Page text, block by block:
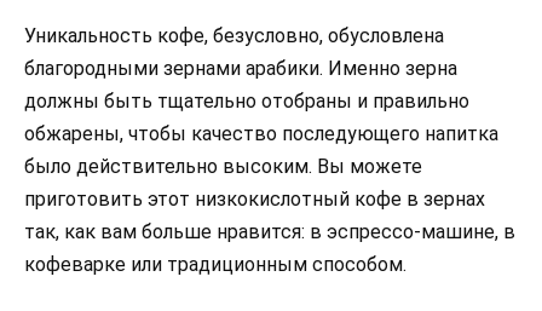
Уникальность кофе, безусловно, обусловлена
благородными зернами арабики. Именно зерна
должны быть тщательно отобраны и правильно
обжарены, чтобы качество последующего напитка
было действительно высоким. Вы можете
приготовить этот низкокислотный кофе в зернах
так, как вам больше нравится: в эспрессо-машине, в
кофеварке или традиционным способом.